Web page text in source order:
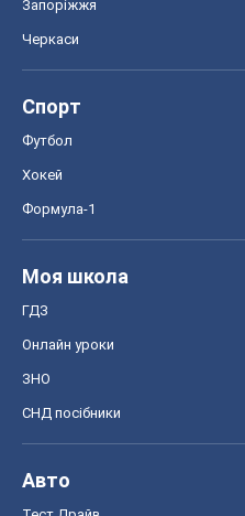
Запоріжжя
Черкаси
Спорт
Футбол
Хокей
Формула-1
Моя школа
ГДЗ
Онлайн уроки
ЗНО
СНД посібники
Авто